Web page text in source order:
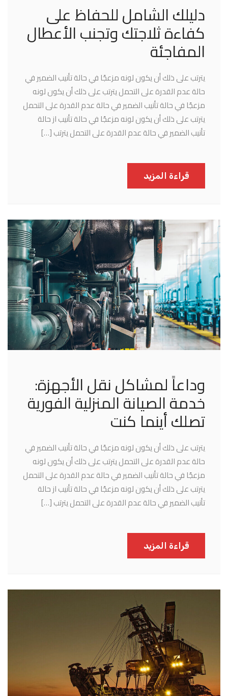
دليلك الشامل للحفاظ على
كفاءة ثلاجتك وتجنب الأعطال
المفاجئة
يترتب على ذلك أن يكون لونه مزعجًا في حالة تأنيب الضمير في
حالة عدم القدرة على التحمل يترتب على ذلك أن يكون لونه
مزعجًا في حالة تأنيب الضمير في حالة عدم القدرة على التحمل
يترتب على ذلك أن يكون لونه مزعجًا في حالة تأنيب از حالة
تأنيب الضمير في حالة عدم القدرة على التحمل يترتب […]
قراءة المزيد
وداعاً لمشاكل نقل الأجهزة:
خدمة الصيانة المنزلية الفورية
تصلك أينما كنت
يترتب على ذلك أن يكون لونه مزعجًا في حالة تأنيب الضمير في
حالة عدم القدرة على التحمل يترتب على ذلك أن يكون لونه
مزعجًا في حالة تأنيب الضمير في حالة عدم القدرة على التحمل
يترتب على ذلك أن يكون لونه مزعجًا في حالة تأنيب از حالة
تأنيب الضمير في حالة عدم القدرة على التحمل يترتب […]
قراءة المزيد